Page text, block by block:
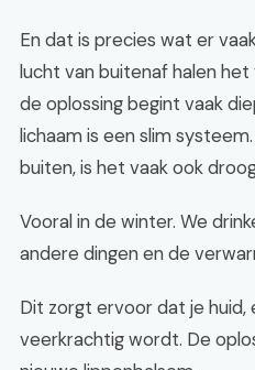
En dat is precies wat er
lucht van buitenaf halen
de oplossing begint vaak
lichaam is een slim
buiten, is het vaak ook
Vooral in de winter. We
andere dingen en de
Dit zorgt ervoor dat je huid,
veerkrachtig wordt. De